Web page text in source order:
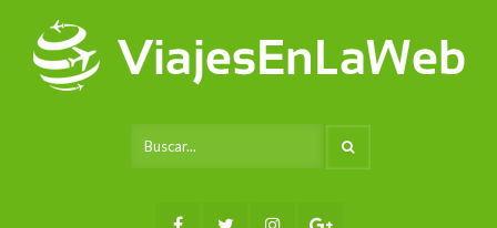
contenido
FacebookTwitterInstagram